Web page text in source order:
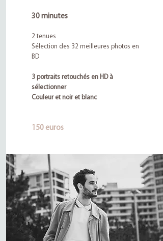
30 minutes
2 tenues
Sélection des 32 meilleures photos en
BD
3 portraits retouchés en HD à
sélectionner
Couleur et noir et blanc
150 euros